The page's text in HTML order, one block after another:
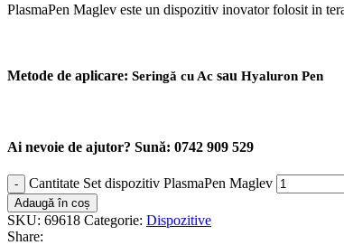
PlasmaPen Maglev este un dispozitiv inovator folosit in
Metode de aplicare: Seringă cu Ac sau Hyaluron Pen
Ai nevoie de ajutor? Sună: 0742 909 529
Cantitate Set dispozitiv PlasmaPen Maglev
Adaugă în coș
SKU: 69618 Categorie: Dispozitive
Share: